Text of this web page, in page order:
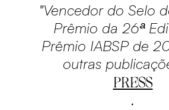
"Vencedor do Selo
Prêmio da 26ª
Prêmio IABSP de
outras
PRESS
.